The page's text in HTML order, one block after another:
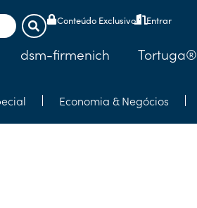
Conteúdo Exclusivo Entrar
dsm-firmenich Tortuga®
Economia & Negócios